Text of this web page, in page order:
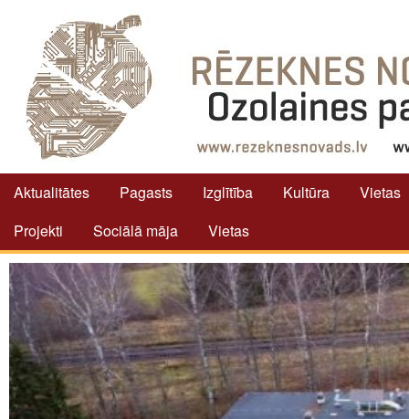
Aktualitātes Pagasts Izglītība Kultūra
Vietas
Projekti
Sociālā māja Vietas